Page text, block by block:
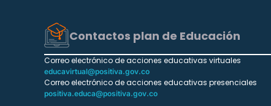
Contactos plan de Educación
Correo electrónico de acciones educativas virtuales
educavirtual@positiva.gov.co
Correo electrónico de acciones educativas presenciales
positiva.educa@positiva.gov.co